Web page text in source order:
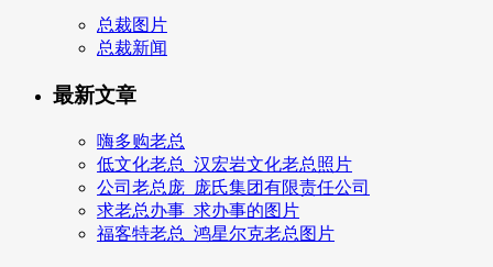
总裁图片
总裁新闻
最新文章
嗨多购老总
低文化老总_汉宏岩文化老总照片
公司老总庞_庞氏集团有限责任公司
求老总办事_求办事的图片
福客特老总_鸿星尔克老总图片